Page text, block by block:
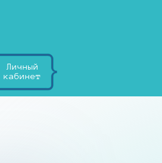
Личный
кабинет